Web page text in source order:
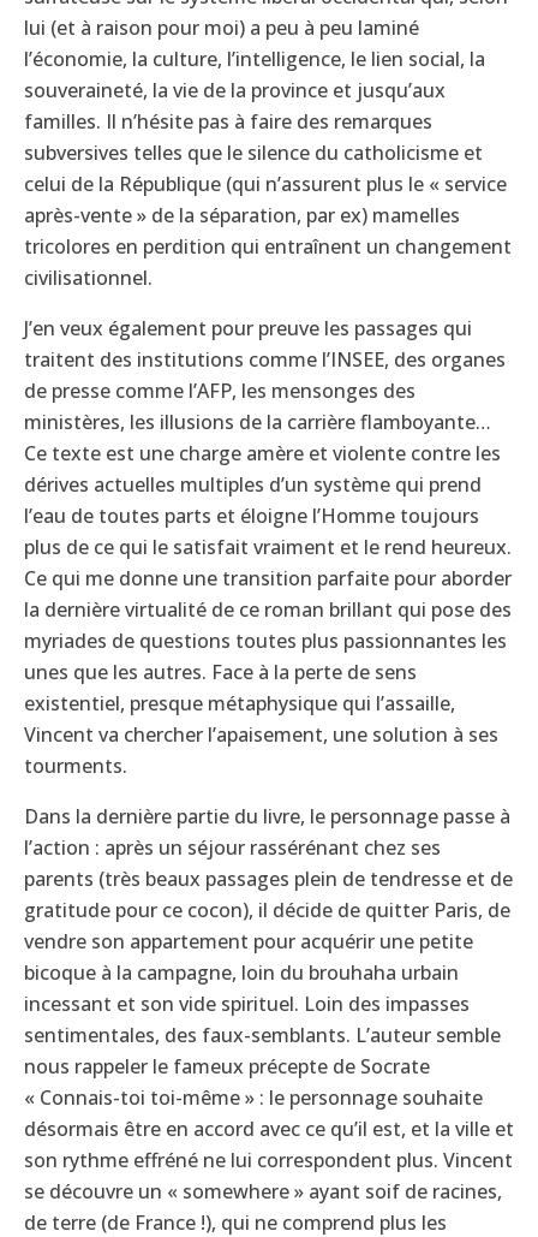
lui (et à raison pour moi) a peu à peu laminé
l’économie, la culture, l’intelligence, le lien social, la
souveraineté, la vie de la province et jusqu’aux
familles. Il n’hésite pas à faire des remarques
subversives telles que le silence du catholicisme et
celui de la République (qui n’assurent plus le « service
après-vente » de la séparation, par ex) mamelles
tricolores en perdition qui entraînent un changement
civilisationnel.
J’en veux également pour preuve les passages qui
traitent des institutions comme l’INSEE, des organes
de presse comme l’AFP, les mensonges des
ministères, les illusions de la carrière flamboyante…
Ce texte est une charge amère et violente contre les
dérives actuelles multiples d’un système qui prend
l’eau de toutes parts et éloigne l’Homme toujours
plus de ce qui le satisfait vraiment et le rend heureux.
Ce qui me donne une transition parfaite pour aborder
la dernière virtualité de ce roman brillant qui pose des
myriades de questions toutes plus passionnantes les
unes que les autres. Face à la perte de sens
existentiel, presque métaphysique qui l’assaille,
Vincent va chercher l’apaisement, une solution à ses
tourments.
Dans la dernière partie du livre, le personnage passe à
l’action : après un séjour rassérénant chez ses
parents (très beaux passages plein de tendresse et de
gratitude pour ce cocon), il décide de quitter Paris, de
vendre son appartement pour acquérir une petite
bicoque à la campagne, loin du brouhaha urbain
incessant et son vide spirituel. Loin des impasses
sentimentales, des faux-semblants. L’auteur semble
nous rappeler le fameux précepte de Socrate
« Connais-toi toi-même » : le personnage souhaite
désormais être en accord avec ce qu’il est, et la ville et
son rythme effréné ne lui correspondent plus. Vincent
se découvre un « somewhere » ayant soif de racines,
de terre (de France !), qui ne comprend plus les